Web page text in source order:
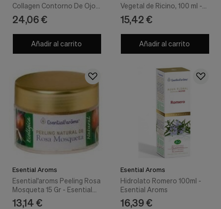
Collagen Contorno De Ojos
50Ml
24,06 €
Añadir al carrito
Vegetal de Ricino, 100 ml -
Esential Aroms
15,42 €
Añadir al carrito
Esential Aroms
Esential'aroms Peeling Rosa
Mosqueta 15 Gr - Esential
Aroms
13,14 €
Esential Aroms
Hidrolato Romero 100ml -
Esential Aroms
16,39 €